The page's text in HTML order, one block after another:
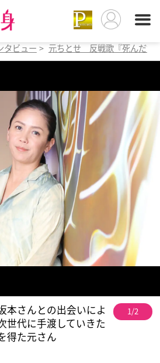
タビュー > 元ちとせ 反戦歌『死んだ女
本さんとの出会いによ
世代に手渡していきた
得た元さん
1/2